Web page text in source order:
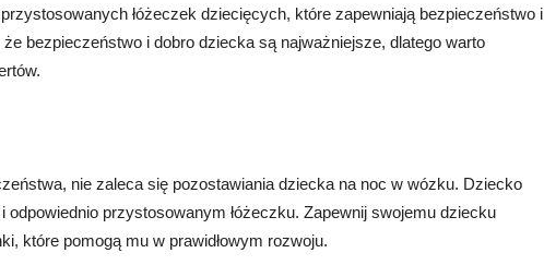
łóżeczek dziecięcych, które zapewniają bezpieczeństwo i
bezpieczeństwo i dobro dziecka są najważniejsze, dlatego warto
nie zaleca się pozostawiania dziecka na noc w wózku. Dziecko
odpowiednio przystosowanym łóżeczku. Zapewnij swojemu dziecku
które pomogą mu w prawidłowym rozwoju.